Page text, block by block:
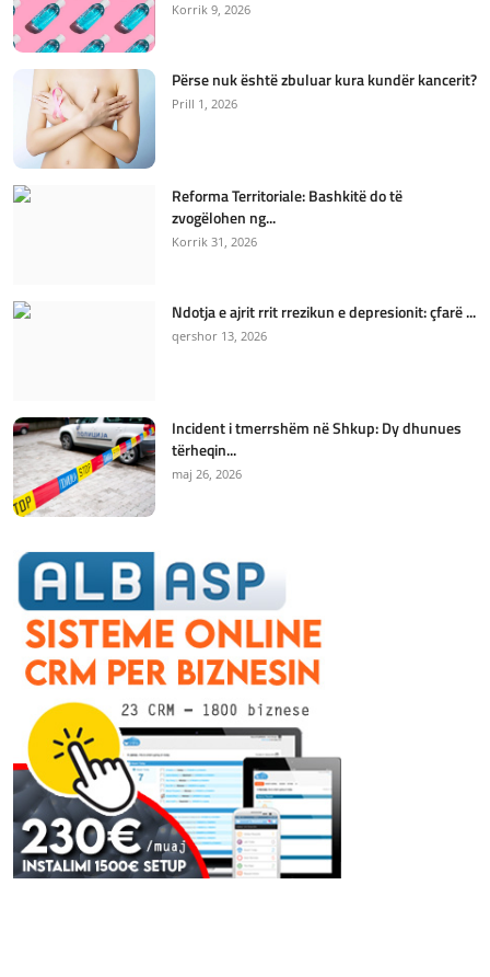
Korrik 9, 2026
Përse nuk është zbuluar kura kundër kancerit?
Prill 1, 2026
Reforma Territoriale: Bashkitë do të
zvogëlohen ng...
Korrik 31, 2026
Ndotja e ajrit rrit rrezikun e depresionit: çfarë ...
qershor 13, 2026
Incident i tmerrshëm në Shkup: Dy dhunues
tërheqin...
maj 26, 2026